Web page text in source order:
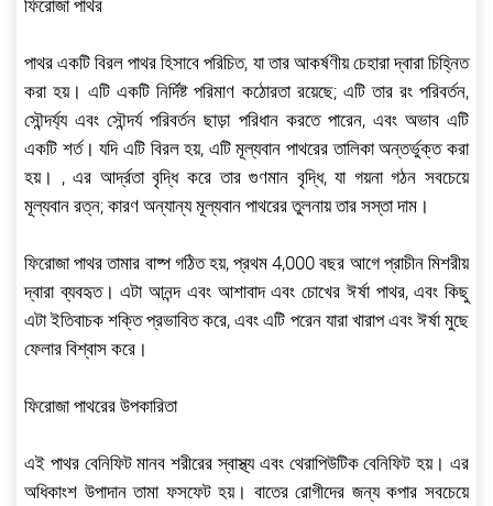
পাথর একটি বিরল পাথর হিসাবে পরিচিত, যা তার আকর্ষণীয় চেহারা দ্বারা চিহ্নিত
করা হয়। এটি একটি নির্দিষ্ট পরিমাণ কঠোরতা রয়েছে; এটি তার রং পরিবর্তন,
সৌন্দর্য্য এবং সৌন্দর্য পরিবর্তন ছাড়া পরিধান করতে পারেন, এবং অভাব এটি
একটি শর্ত। যদি এটি বিরল হয়, এটি মূল্যবান পাথরের তালিকা অন্তর্ভুক্ত করা
হয়। , এর আর্দ্রতা বৃদ্ধি করে তার গুণমান বৃদ্ধি, যা গয়না গঠন সবচেয়ে
মূল্যবান রত্ন; কারণ অন্যান্য মূল্যবান পাথরের তুলনায় তার সস্তা দাম।
ফিরোজা পাথর তামার বাষ্প গঠিত হয়, প্রথম 4,000 বছর আগে প্রাচীন মিশরীয়
দ্বারা ব্যবহৃত। এটা আনন্দ এবং আশাবাদ এবং চোখের ঈর্ষা পাথর, এবং কিছু
এটা ইতিবাচক শক্তি প্রভাবিত করে, এবং এটি পরেন যারা খারাপ এবং ঈর্ষা মুছে
ফেলার বিশ্বাস করে।
ফিরোজা পাথরের উপকারিতা
এই পাথর বেনিফিট মানব শরীরের স্বাস্থ্য এবং থেরাপিউটিক বেনিফিট হয়। এর
অধিকাংশ উপাদান তামা ফসফেট হয়। বাতের রোগীদের জন্য কপার সবচেয়ে